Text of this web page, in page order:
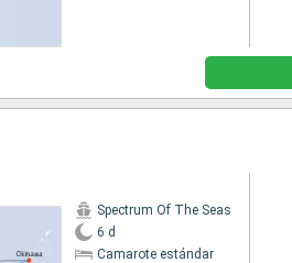
Spectrum Of The Seas
6 d
Camarote estándar